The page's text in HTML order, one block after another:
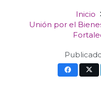
Inicio
Unión por el